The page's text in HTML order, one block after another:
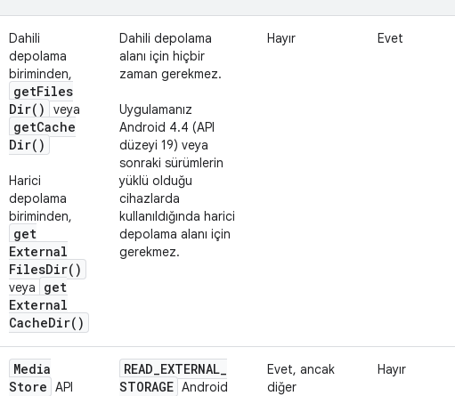
Dahili
depolama
biriminden,
getFiles
Dir( ) veya
getCache
Dir( )
Harici
depolama
biriminden,
get
External
FilesDir( )
veya
get
External
CacheDir( )
Dahili depolama
alanı için hiçbir
zaman gerekmez.
Uygulamanız
Android 4.4 (API
düzeyi 19) veya
sonraki sürümlerin
yüklü olduğu
cihazlarda
kullanıldığında harici
depolama alanı için
gerekmez.
Hayır Evet
Media
Store API
READ_EXTERNAL_
STORAGE Android
Evet, ancak
diğer
Hayır